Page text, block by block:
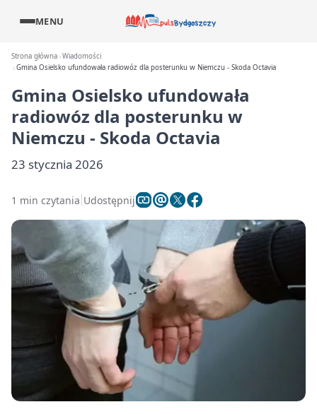
MENU
Strona główna Wiadomości
Gmina Osielsko ufundowała radiowóz dla posterunku w Niemczu - Skoda Octavia
Gmina Osielsko ufundowała
radiowóz dla posterunku w
Niemczu - Skoda Octavia
23 stycznia 2026
1 min czytania Udostępnij